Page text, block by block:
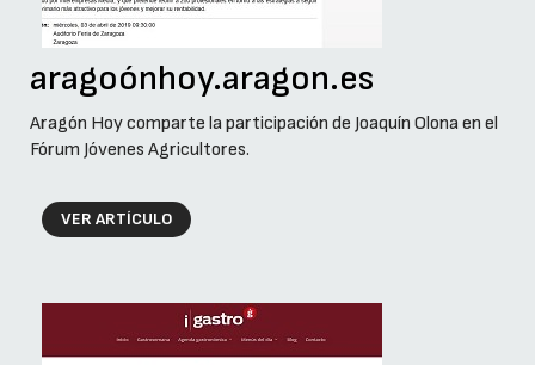
aragoónhoy.aragon.es
Aragón Hoy comparte la participación de Joaquín Olona en el
Fórum Jóvenes Agricultores.
VER ARTÍCULO